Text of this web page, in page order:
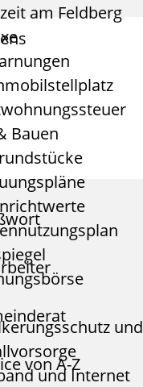
am Feldberg
Bauen
und
und Internet
von A-Z